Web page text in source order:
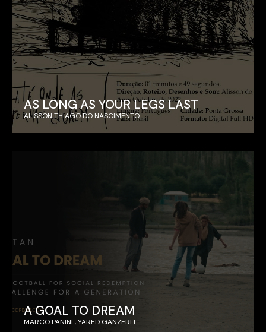
AS LONG AS YOUR LEGS LAST
ALISSON THIAGO DO NASCIMENTO
A GOAL TO DREAM
MARCO PANINI , YARED GANZERLI